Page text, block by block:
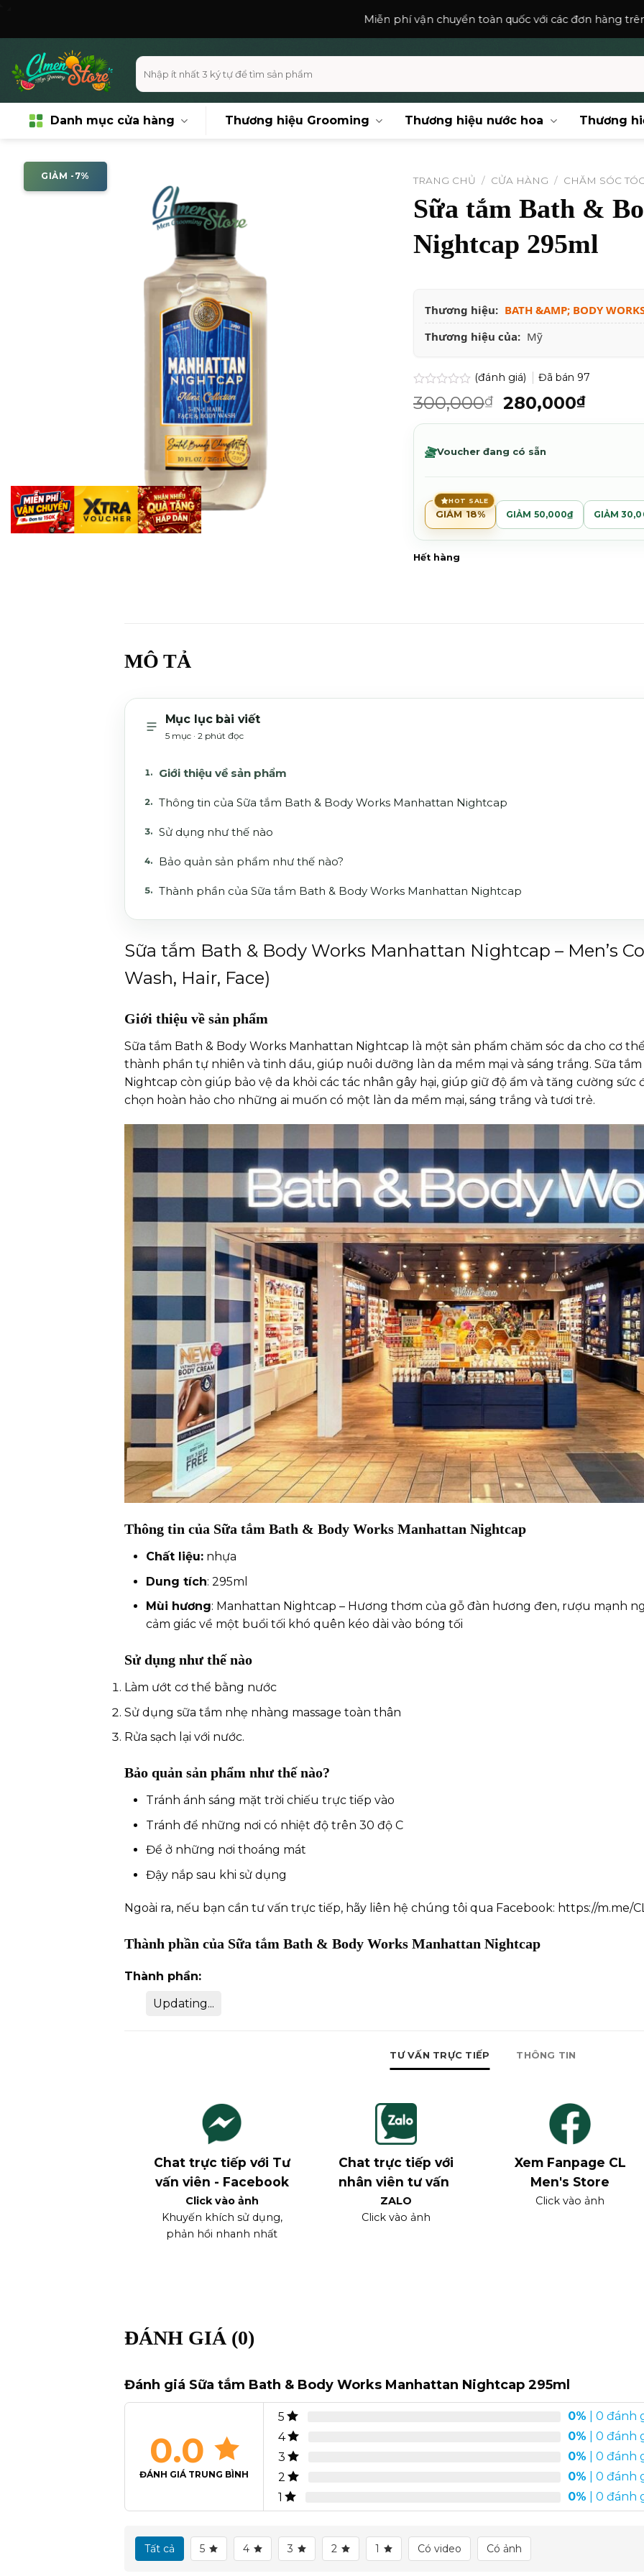
Miễn phí vận chuyển toàn quốc với các đơn hàng trên150,000₫.
Tìm
kiếm:
Danh mục cửa hàng Thương hiệu Grooming Thương hiệu nước hoa Thương
GIẢM -7% TRANG CHỦ / CỬA HÀNG / CHĂM SÓC TÓC
Sữa tắm Bath &
Nightcap 295ml
Thương hiệu: BATH &AMP; BODY
Thương hiệu của: Mỹ
Được
xếp
0.0
sao
(đánh giá) Đã bán 97
300,000₫
Giá
gốc
300,000₫.
280,000₫Giá
hiện
Voucher đang có sẵn
HOT SALE
GIẢM 18% GIẢM 50,000₫ GIẢM
Hết hàng
MÔ TẢ
Mục lục bài viết
5 mục · 2 phút đọc
Giới thiệu về sản phẩm
Thông tin của Sữa tắm Bath & Body Works Manhattan Nightcap
Sử dụng như thế nào
Bảo quản sản phẩm như thế nào?
Thành phần của Sữa tắm Bath & Body Works Manhattan Nightcap
Sữa tắm Bath & Body Works Manhattan Nightcap – Men’s
Wash, Hair, Face)
Giới thiệu về sản phẩm
Sữa tắm Bath & Body Works Manhattan Nightcap là một sản phẩm chăm sóc da cho cơ
thành phần tự nhiên và tinh dầu, giúp nuôi dưỡng làn da mềm mại và sáng trắng. Sữa
Nightcap còn giúp bảo vệ da khỏi các tác nhân gây hại, giúp giữ độ ẩm và tăng cường sức
chọn hoàn hảo cho những ai muốn có một làn da mềm mại, sáng trắng và tươi trẻ.
Thông tin của Sữa tắm Bath & Body Works Manhattan Nightcap
Chất liệu:nhựa
Dung tích: 295ml
Mùi hương: Manhattan Nightcap – Hương thơm của gỗ đàn hương đen, rượu mạnh
cảm giác về một buổi tối khó quên kéo dài vào bóng tối
Sử dụng như thế nào
Làm ướt cơ thể bằng nước
Sử dụng sữa tắm nhẹ nhàng massage toàn thân
Rửa sạch lại với nước.
Bảo quản sản phẩm như thế nào?
Tránh ánh sáng mặt trời chiếu trực tiếp vào
Tránh để những nơi có nhiệt độ trên 30 độ C
Để ở những nơi thoáng mát
Đậy nắp sau khi sử dụng
Ngoài ra, nếu bạn cần tư vấn trực tiếp, hãy liên hệ chúng tôi qua Facebook: https://m.me/
Thành phần của Sữa tắm Bath & Body Works Manhattan Nightcap
Thành phần:
Updating...
TƯ VẤN TRỰC TIẾP THÔNG TIN
Chat trực tiếp với Tư
vấn viên - Facebook
Click vào ảnh
Khuyến khích sử dụng,
phản hồi nhanh nhất
Chat trực tiếp với
nhân viên tư vấn
ZALO
Click vào ảnh
Xem Fanpage CL
Men's Store
Click vào ảnh
ĐÁNH GIÁ (0)
Đánh giá Sữa tắm Bath & Body Works Manhattan Nightcap 295ml
0.0
ĐÁNH GIÁ TRUNG BÌNH
5 0% | 0 đánh
4
0% | 0 đánh
3
0% | 0 đánh
2
0% | 0 đánh
1
0% | 0 đánh
Tất cả 5 4 3 2 1 Có video Có ảnh